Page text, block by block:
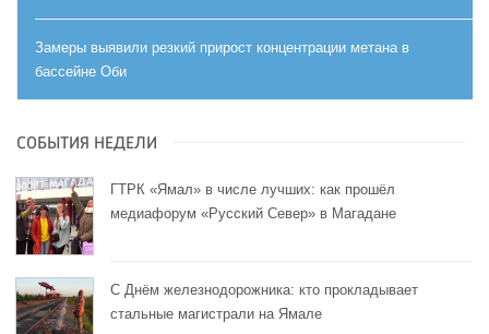
Замеры выявили резкий прирост концентрации метана в
бассейне Оби
СОБЫТИЯ НЕДЕЛИ
ГТРК «Ямал» в числе лучших: как прошёл
медиафорум «Русский Север» в Магадане
С Днём железнодорожника: кто прокладывает
стальные магистрали на Ямале